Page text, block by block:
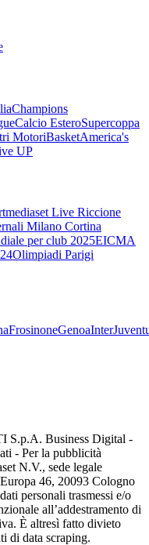
Champions
Calcio EsteroSupercoppa
MotoriBasketAmerica's
UP
Live Riccione
Milano Cortina
per club 2025EICMA
Olimpiadi Parigi
FrosinoneGenoaInter
S.p.A. Business Digital -
- Per la pubblicità
N.V., sede legale
46, 20093 Cologno
personali trasmessi e/o
all’addestramento di
È altresì fatto divieto
di data scraping.